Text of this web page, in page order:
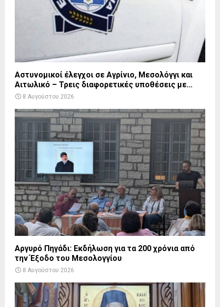
Αστυνομικοί έλεγχοι σε Αγρίνιο, Μεσολόγγι και
Αιτωλικό – Τρεις διαφορετικές υποθέσεις με...
8 Αυγούστου 2026
Αργυρό Πηγάδι: Εκδήλωση για τα 200 χρόνια από
την Έξοδο του Μεσολογγίου
8 Αυγούστου 2026